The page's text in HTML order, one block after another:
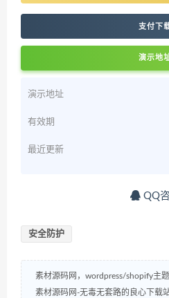
支付下
演示地
演示地址
有效期
最近更新
QQ
安全防护
素材源码网，wordpress/shopify主
素材源码网-无毒无套路的良心下载